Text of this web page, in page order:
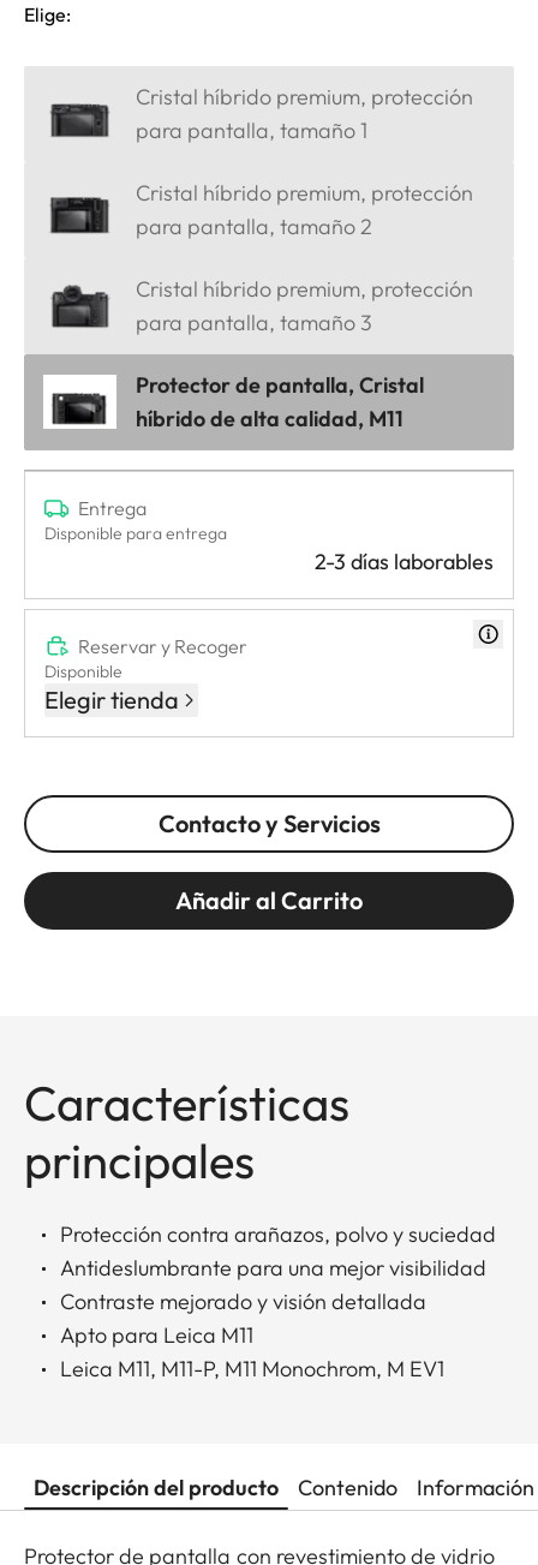
Elige:
Cristal híbrido premium, protección
para pantalla, tamaño 1
Cristal híbrido premium, protección
para pantalla, tamaño 2
Cristal híbrido premium, protección
para pantalla, tamaño 3
Protector de pantalla, Cristal
híbrido de alta calidad, M11
Entrega
Disponible para entrega
2-3 días laborables
Reservar y Recoger
Disponible
Elegir tienda
Contacto y Servicios
Añadir al Carrito
Características
principales
Protección contra arañazos, polvo y suciedad
Antideslumbrante para una mejor visibilidad
Contraste mejorado y visión detallada
Apto para Leica M11
Leica M11, M11-P, M11 Monochrom, M EV1
Descripción del producto Contenido
Protector de pantalla con revestimiento de vidrio